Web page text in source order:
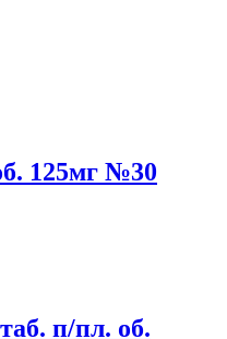
125мг №30
п/пл. об.